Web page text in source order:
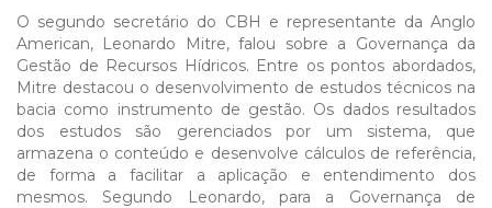
O segundo secretário do CBH e representante da Anglo
American, Leonardo Mitre, falou sobre a Governança da
Gestão de Recursos Hídricos. Entre os pontos abordados,
Mitre destacou o desenvolvimento de estudos técnicos na
bacia como instrumento de gestão. Os dados resultados
dos estudos são gerenciados por um sistema, que
armazena o conteúdo e desenvolve cálculos de referência,
de forma a facilitar a aplicação e entendimento dos
mesmos. Segundo Leonardo, para a Governança de